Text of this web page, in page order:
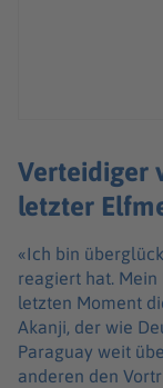
Verteidiger
letzter
«Ich bin
reagiert hat.
letzten Moment
Akanji, der wie
Paraguay weit
anderen den